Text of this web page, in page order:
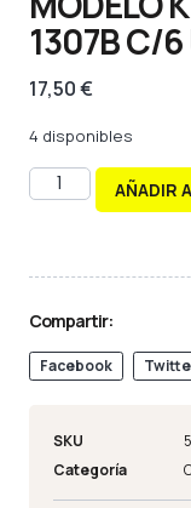
1307B C/
17,50€
4 disponibles
AÑADIR
Compartir:
Facebook
SKU
Categoría